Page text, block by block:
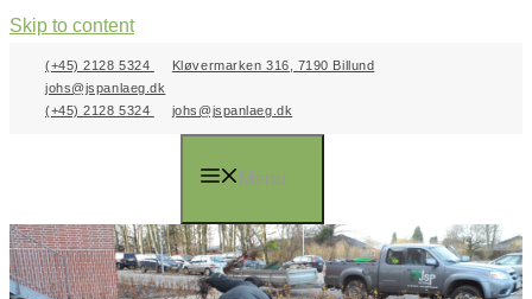
Skip to content
(+45) 2128 5324
Kløvermarken 316, 7190 Billund
johs@jspanlaeg.dk
(+45) 2128 5324
johs@jspanlaeg.dk
Menu